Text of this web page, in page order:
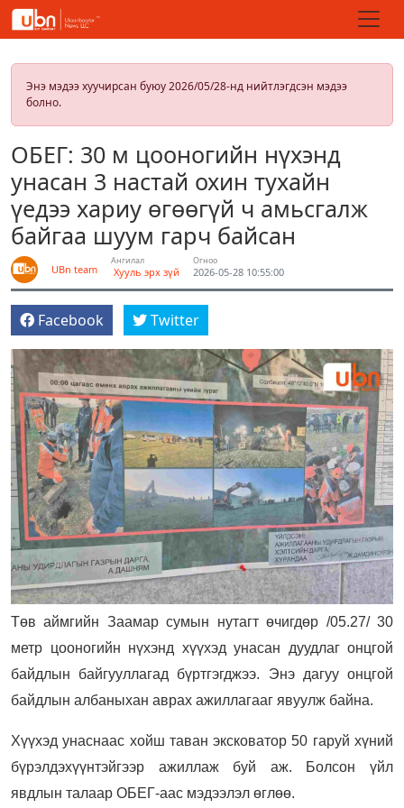
Энэ мэдээ хуучирсан буюу 2026/05/28-нд нийтлэгдсэн мэдээ
болно.
ОБЕГ: 30 м цооногийн нүхэнд
унасан 3 настай охин тухайн
үедээ хариу өгөөгүй ч амьсгалж
байгаа шуум гарч байсан
UBn team
Ангилал
Хууль эрх зүй
Огноо
2026-05-28 10:55:00
Facebook Twitter
Төв аймгийн Заамар сумын нутагт өчигдөр /05.27/ 30
метр цооногийн нүхэнд хүүхэд унасан дуудлаг онцгой
байдлын байгууллагад бүртгэгджээ. Энэ дагуу онцгой
байдлын албаныхан аврах ажиллагааг явуулж байна.
Хүүхэд унаснаас хойш таван эксковатор 50 гаруй хүний
бүрэлдэхүүнтэйгээр ажиллаж буй аж. Болсон үйл
явдлын талаар ОБЕГ-аас мэдээлэл өглөө.